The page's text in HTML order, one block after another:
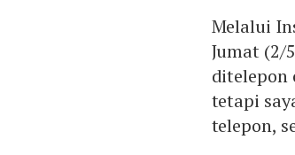
Melalui
Jumat (2/
ditelepon
tetapi
telepon,